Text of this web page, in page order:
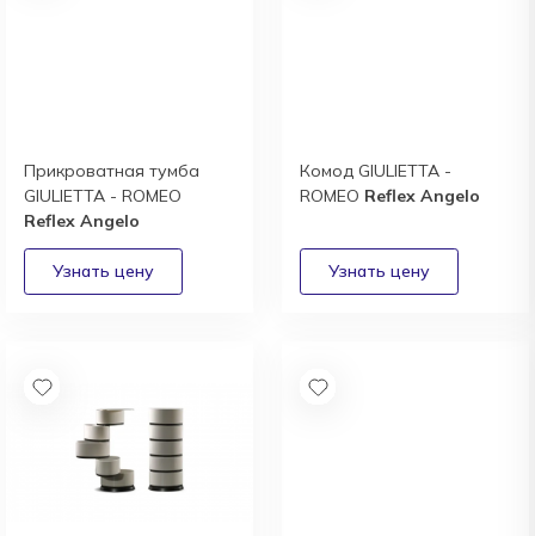
Прикроватная тумба
GIULIETTA - ROMEO
Reflex Angelo
Комод GIULIETTA -
ROMEO Reflex Angelo